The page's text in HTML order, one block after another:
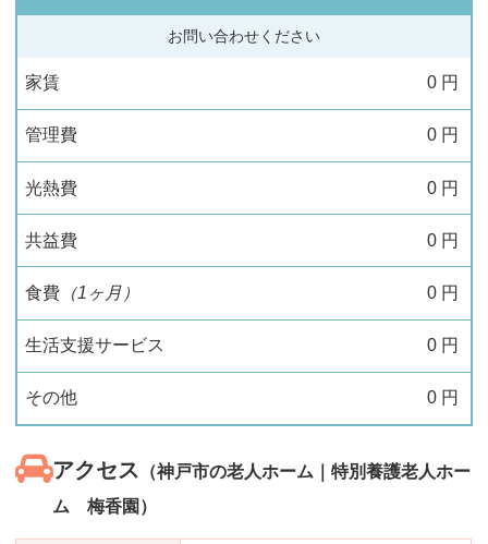
お問い合わせください
家賃 0 円
管理費 0 円
光熱費 0 円
共益費 0 円
食費（1ヶ月） 0 円
生活支援サービス 0 円
その他 0 円
アクセス
（神戸市の老人ホーム｜特別養護老人ホー
ム 梅香園）